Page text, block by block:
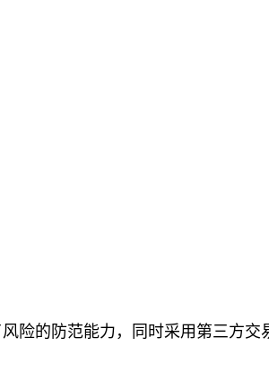
险的防范能力，同时采用第三方交